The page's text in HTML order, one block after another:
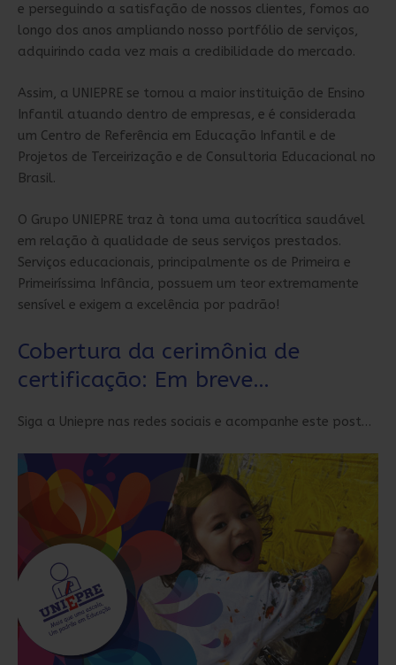
e perseguindo a satisfação de nossos clientes, fomos ao
longo dos anos ampliando nosso portfólio de serviços,
adquirindo cada vez mais a credibilidade do mercado.
Assim, a UNIEPRE se tornou a maior instituição de Ensino
Infantil atuando dentro de empresas, e é considerada
um Centro de Referência em Educação Infantil e de
Projetos de Terceirização e de Consultoria Educacional no
Brasil.
O Grupo UNIEPRE traz à tona uma autocrítica saudável
em relação à qualidade de seus serviços prestados.
Serviços educacionais, principalmente os de Primeira e
Primeiríssima Infância, possuem um teor extremamente
sensível e exigem a excelência por padrão!
Cobertura da cerimônia de
certificação: Em breve…
Siga a Uniepre nas redes sociais e acompanhe este post…